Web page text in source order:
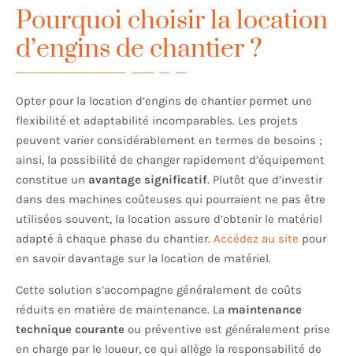
Pourquoi choisir la location
d’engins de chantier ?
Opter pour la location d’engins de chantier permet une
flexibilité et adaptabilité incomparables. Les projets
peuvent varier considérablement en termes de besoins ;
ainsi, la possibilité de changer rapidement d’équipement
constitue un avantage significatif. Plutôt que d’investir
dans des machines coûteuses qui pourraient ne pas être
utilisées souvent, la location assure d’obtenir le matériel
adapté à chaque phase du chantier. Accédez au site pour
en savoir davantage sur la location de matériel.
Cette solution s’accompagne généralement de coûts
réduits en matière de maintenance. La maintenance
technique courante ou préventive est généralement prise
en charge par le loueur, ce qui allège la responsabilité de